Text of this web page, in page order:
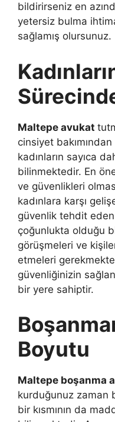
bildirirseniz en
yetersiz bulma
sağlamış olursunuz.
Maltepe avukat
cinsiyet bakımından
kadınların sayıca
bilinmektedir. En
ve güvenlikleri
kadınlara karşı
güvenlik tehdit
çoğunlukta olduğu
görüşmeleri ve
etmeleri
güvenliğinizin
bir yere sahiptir.
Boyutu
Maltepe boşanma
kurduğunuz zaman
bir kısmının da